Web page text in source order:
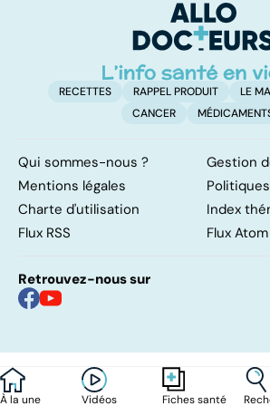
À la une Vidéos Fiches santé
RECETTES RAPPEL PRODUIT
LE
CANCER
Qui sommes-nous ?
Gestion
Mentions légales
Charte d'utilisation
Index
Flux RSS
Flux Atom
Retrouvez-nous sur